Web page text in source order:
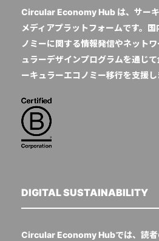
Circular Economy Hub は、サー
メディアプラットフォームです。
ノミーに関する情報発信やネット
ュラーデザインプログラムを通じ
ーキュラーエコノミー移行を支援し
DIGITAL SUSTAINABILITY
Circular Economy Hubでは、読者